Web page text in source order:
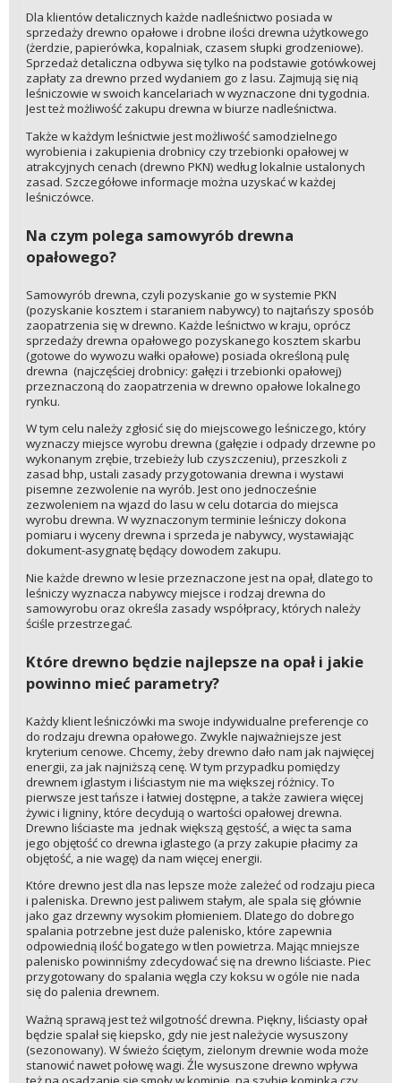
Dla klientów detalicznych każde nadleśnictwo posiada w
sprzedaży drewno opałowe i drobne ilości drewna użytkowego
(żerdzie, papierówka, kopalniak, czasem słupki grodzeniowe).
Sprzedaż detaliczna odbywa się tylko na podstawie gotówkowej
zapłaty za drewno przed wydaniem go z lasu. Zajmują się nią
leśniczowie w swoich kancelariach w wyznaczone dni tygodnia.
Jest też możliwość zakupu drewna w biurze nadleśnictwa.
Także w każdym leśnictwie jest możliwość samodzielnego
wyrobienia i zakupienia drobnicy czy trzebionki opałowej w
atrakcyjnych cenach (drewno PKN) według lokalnie ustalonych
zasad. Szczegółowe informacje można uzyskać w każdej
leśniczówce.
Na czym polega samowyrób drewna
opałowego?
Samowyrób drewna, czyli pozyskanie go w systemie PKN
(pozyskanie kosztem i staraniem nabywcy) to najtańszy sposób
zaopatrzenia się w drewno. Każde leśnictwo w kraju, oprócz
sprzedaży drewna opałowego pozyskanego kosztem skarbu
(gotowe do wywozu wałki opałowe) posiada określoną pulę
drewna (najczęściej drobnicy: gałęzi i trzebionki opałowej)
przeznaczoną do zaopatrzenia w drewno opałowe lokalnego
rynku.
W tym celu należy zgłosić się do miejscowego leśniczego, który
wyznaczy miejsce wyrobu drewna (gałęzie i odpady drzewne po
wykonanym zrębie, trzebieży lub czyszczeniu), przeszkoli z
zasad bhp, ustali zasady przygotowania drewna i wystawi
pisemne zezwolenie na wyrób. Jest ono jednocześnie
zezwoleniem na wjazd do lasu w celu dotarcia do miejsca
wyrobu drewna. W wyznaczonym terminie leśniczy dokona
pomiaru i wyceny drewna i sprzeda je nabywcy, wystawiając
dokument-asygnatę będący dowodem zakupu.
Nie każde drewno w lesie przeznaczone jest na opał, dlatego to
leśniczy wyznacza nabywcy miejsce i rodzaj drewna do
samowyrobu oraz określa zasady współpracy, których należy
ściśle przestrzegać.
Które drewno będzie najlepsze na opał i jakie
powinno mieć parametry?
Każdy klient leśniczówki ma swoje indywidualne preferencje co
do rodzaju drewna opałowego. Zwykle najważniejsze jest
kryterium cenowe. Chcemy, żeby drewno dało nam jak najwięcej
energii, za jak najniższą cenę. W tym przypadku pomiędzy
drewnem iglastym i liściastym nie ma większej różnicy. To
pierwsze jest tańsze i łatwiej dostępne, a także zawiera więcej
żywic i ligniny, które decydują o wartości opałowej drewna.
Drewno liściaste ma jednak większą gęstość, a więc ta sama
jego objętość co drewna iglastego (a przy zakupie płacimy za
objętość, a nie wagę) da nam więcej energii.
Które drewno jest dla nas lepsze może zależeć od rodzaju pieca
i paleniska. Drewno jest paliwem stałym, ale spala się głównie
jako gaz drzewny wysokim płomieniem. Dlatego do dobrego
spalania potrzebne jest duże palenisko, które zapewnia
odpowiednią ilość bogatego w tlen powietrza. Mając mniejsze
palenisko powinniśmy zdecydować się na drewno liściaste. Piec
przygotowany do spalania węgla czy koksu w ogóle nie nada
się do palenia drewnem.
Ważną sprawą jest też wilgotność drewna. Piękny, liściasty opał
będzie spalał się kiepsko, gdy nie jest należycie wysuszony
(sezonowany). W świeżo ściętym, zielonym drewnie woda może
stanowić nawet połowę wagi. Źle wysuszone drewno wpływa